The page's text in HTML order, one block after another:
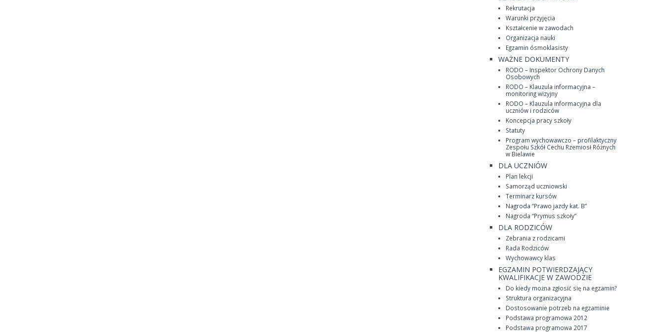
Rekrutacja
Warunki przyjęcia
Kształcenie w zawodach
Organizacja nauki
Egzamin ósmoklasisty
WAŻNE DOKUMENTY
RODO – Inspektor Ochrony Danych
Osobowych
RODO – Klauzula informacyjna –
monitoring wizyjny
RODO – Klauzula informacyjna dla
uczniów i rodziców
Koncepcja pracy szkoły
Statuty
Program wychowawczo – profilaktyczny
Zespołu Szkół Cechu Rzemiosł Różnych
w Bielawie
DLA UCZNIÓW
Plan lekcji
Samorząd uczniowski
Terminarz kursów
Nagroda “Prawo jazdy kat. B”
Nagroda “Prymus szkoły”
DLA RODZICÓW
Zebrania z rodzicami
Rada Rodziców
Wychowawcy klas
EGZAMIN POTWIERDZAJĄCY
KWALIFIKACJE W ZAWODZIE
Do kiedy można zgłosić się na egzamin?
Struktura organizacyjna
Dostosowanie potrzeb na egzaminie
Podstawa programowa 2012
Podstawa programowa 2017